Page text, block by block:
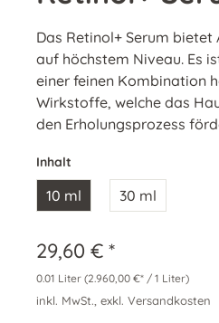
Das Retinol+ Serum
auf höchstem Niveau. Es
einer feinen Kombination
Wirkstoffe, welche das
den Erholungsprozess
Inhalt
10 ml 30 ml
29,60 € *
0.01 Liter (2.960,00 €* / 1 Liter)
inkl. MwSt., exkl. Versandkosten